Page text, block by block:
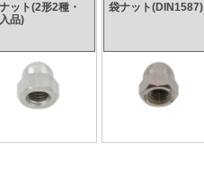
ット(2形2種・
品)
袋ナット(DIN1587)